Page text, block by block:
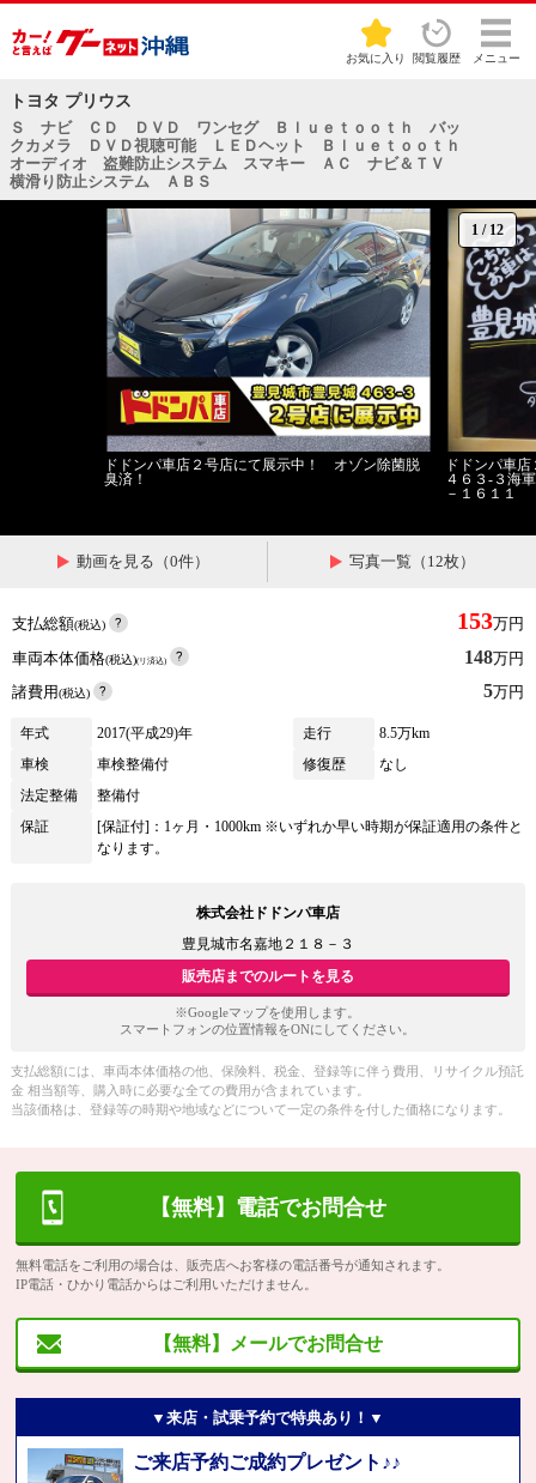
お気に入り 閲覧履歴 メニュー
トヨタ プリウス
Ｓ ナビ ＣＤ ＤＶＤ ワンセグ Ｂｌｕｅｔｏｏｔｈ バッ
クカメラ ＤＶＤ視聴可能 ＬＥＤヘット Ｂｌｕｅｔｏｏｔｈ
オーディオ 盗難防止システム スマキー ＡＣ ナビ＆ＴＶ
横滑り防止システム ＡＢＳ
1 / 12
ドドンパ車店２号店にて展示中！ オゾン除菌脱
臭済！
ドドンパ車
４６３‐３海
－１６１１
動画を見る（0件） 写真一覧（12枚）
支払総額(税込) 153万円
車両本体価格(税込)(リ済込) 148万円
諸費用(税込) 5万円
年式 2017(平成29)年 走行
8.5万km
車検
車検整備付 修復歴
なし
法定整備
整備付
保証
[保証付]：1ヶ月・1000km ※いずれか早い時期が保証適用の条件と
なります。
株式会社ドドンパ車店
豊見城市名嘉地２１８－３
販売店までのルートを見る
※Googleマップを使用します。
スマートフォンの位置情報をONにしてください。
支払総額には、車両本体価格の他、保険料、税金、登録等に伴う費用、リサイクル預託
金 相当額等、購入時に必要な全ての費用が含まれています。
当該価格は、登録等の時期や地域などについて一定の条件を付した価格になります。
【無料】電話でお問合せ
無料電話をご利用の場合は、販売店へお客様の電話番号が通知されます。
IP電話・ひかり電話からはご利用いただけません。
【無料】メールでお問合せ
▼来店・試乗予約で特典あり！▼
ご来店予約ご成約プレゼント♪♪